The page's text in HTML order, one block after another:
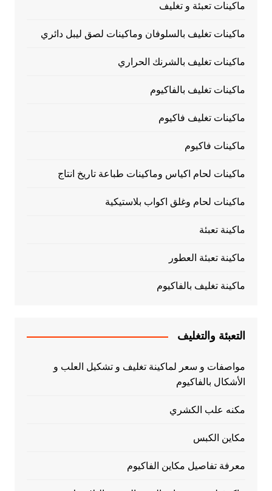
ماكينات تعبئة و تغليف
ماكينات تغليف بالسلوفان وماكينات لصق ليبل دائري
ماكينات تغليف بالشرنك الحراري
ماكينات تغليف بالفاكيوم
ماكينات تغليف فاكيوم
ماكينات فاكيوم
ماكينات لحام اكياس وماكينات طباعة تاريخ انتاج
ماكينات لحام وغلق اكواب بلاستيكية
ماكينة تعبئة
ماكينة تعبئة العطور
ماكينة تغليف بالفاكيوم
التعبئة والتغليف
مواصفات و سعر لماكينة تغليف و تشكيل العلب و
الأشكال بالفاكيوم
مكنه علب الكشري
مكاين الكبس
معرفة تفاصيل مكاين الفاكيوم